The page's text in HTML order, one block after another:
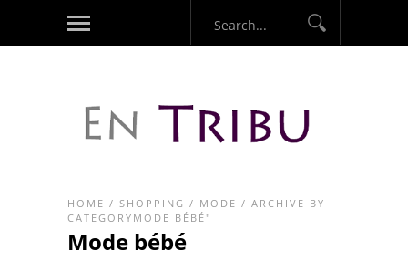
HOME / SHOPPING / MODE / ARCHIVE BY
CATEGORYMODE BÉBÉ"
Mode bébé